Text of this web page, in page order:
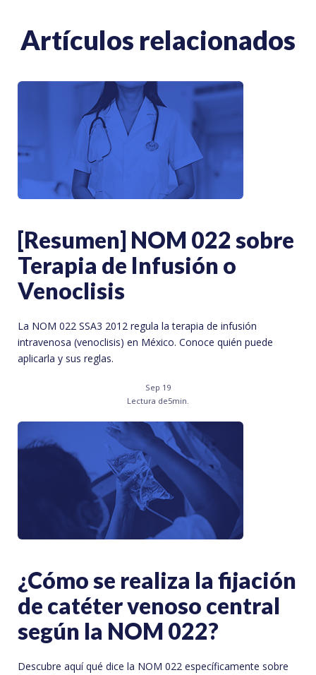
Artículos relacionados
[Resumen] NOM 022 sobre
Terapia de Infusión o
Venoclisis
La NOM 022 SSA3 2012 regula la terapia de infusión
intravenosa (venoclisis) en México. Conoce quién puede
aplicarla y sus reglas.
Sep 19
Lectura de5min.
¿Cómo se realiza la fijación
de catéter venoso central
según la NOM 022?
Descubre aquí qué dice la NOM 022 específicamente sobre